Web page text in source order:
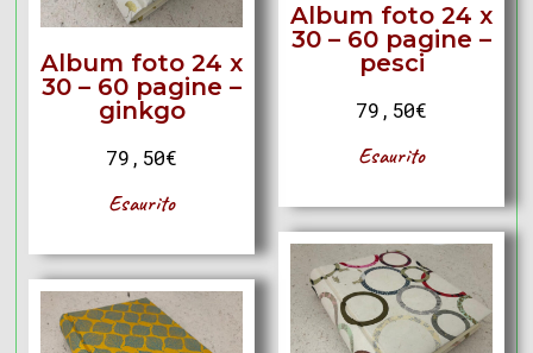
Album foto 24 x
30 – 60 pagine –
pesci
79,50€
Esaurito
Album foto 24 x
30 – 60 pagine –
ginkgo
79,50€
Esaurito